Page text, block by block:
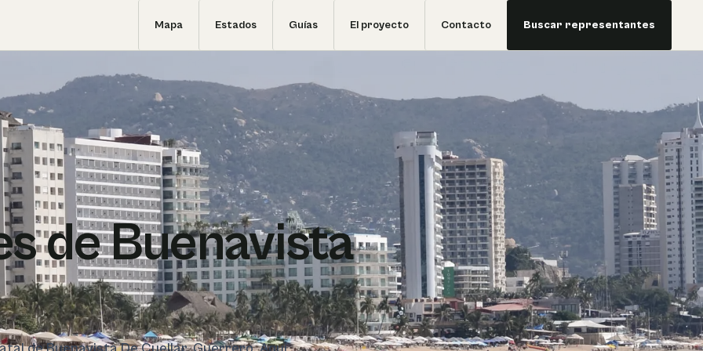
Mapa Estados Guías El proyecto Contacto Buscar representantes
de Buenavista